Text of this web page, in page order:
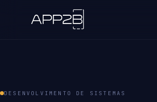
DESENVOLVIMENTO DE SISTEMAS